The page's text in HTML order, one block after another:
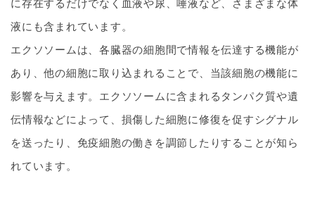
に存在するだけでなく血液や尿、唾液など、さまざまな体
液にも含まれています。
エクソソームは、各臓器の細胞間で情報を伝達する機能が
あり、他の細胞に取り込まれることで、当該細胞の機能に
影響を与えます。エクソソームに含まれるタンパク質や遺
伝情報などによって、損傷した細胞に修復を促すシグナル
を送ったり、免疫細胞の働きを調節したりすることが知ら
れています。